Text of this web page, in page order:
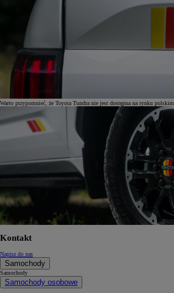
Warto przypomnieć, że Toyota Tundra nie jest dostępna na rynku polskim.
Kontakt
Napisz do nas
Samochody
Samochody
Samochody osobowe